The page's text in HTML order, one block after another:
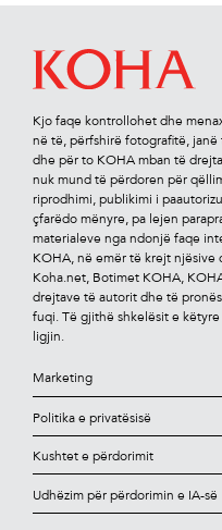
Kjo faqe kontrollohet dhe
në të, përfshirë fotograﬁtë,
dhe për to KOHA mban të
nuk mund të përdoren për
riprodhimi, publikimi i
çfarëdo mënyre, pa lejen
materialeve nga ndonjë faqe
KOHA, në emër të krejt njësive
Koha.net, Botimet KOHA,
drejtave të autorit dhe të
fuqi. Të gjithë shkelësit e
ligjin.
Marketing
Politika e privatësisë
Kushtet e përdorimit
Udhëzim për përdorimin e IA-së